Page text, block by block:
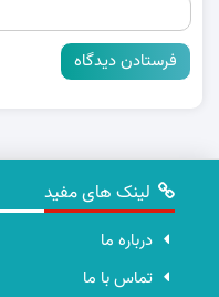
لینک های مفید
درباره ما
تماس با ما